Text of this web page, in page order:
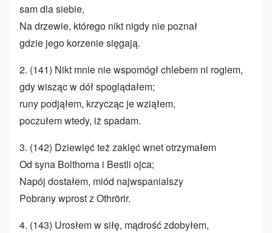
sam dla siebie,
Na drzewie, którego nikt nigdy nie poznał
gdzie jego korzenie sięgają.
2. (141) Nikt mnie nie wspomógł chlebem ni rogiem,
gdy wisząc w dół spoglądałem;
runy podjąłem, krzycząc je wziąłem,
poczułem wtedy, iż spadam.
3. (142) Dziewięć też zaklęć wnet otrzymałem
Od syna Bolthorna i Bestli ojca;
Napój dostałem, miód najwspanialszy
Pobrany wprost z Othrörir.
4. (143) Urosłem w siłę, mądrość zdobyłem,